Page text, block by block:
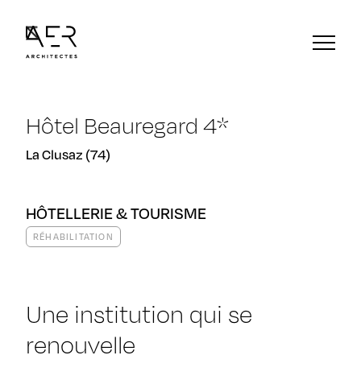
Hôtel Beauregard 4*
La Clusaz (74)
HÔTELLERIE & TOURISME
RÉHABILITATION
Une institution qui se
renouvelle